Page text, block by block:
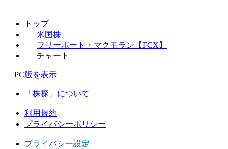
トップ
米国株
フリーポート・マクモラン【FCX】
チャート
PC版を表示
「株探」について
|
利用規約
プライバシーポリシー
|
プライバシー設定